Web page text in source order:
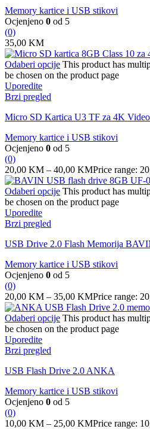
Memory kartice i USB stikovi
Ocjenjeno 0 od 5
(0)
35,00 KM
Odaberi opcije This product has
be chosen on the product page
Uporedite
Brzi pregled
Micro SD Kartica U3 TF za 4K
Memory kartice i USB stikovi
Ocjenjeno 0 od 5
(0)
20,00 KM – 40,00 KMPrice range:
Odaberi opcije This product has
be chosen on the product page
Uporedite
Brzi pregled
USB Drive 2.0 Flash Memorija
Memory kartice i USB stikovi
Ocjenjeno 0 od 5
(0)
20,00 KM – 35,00 KMPrice range:
Odaberi opcije This product has
be chosen on the product page
Uporedite
Brzi pregled
USB Flash Drive 2.0 ANKA
Memory kartice i USB stikovi
Ocjenjeno 0 od 5
(0)
10,00 KM – 25,00 KMPrice range: